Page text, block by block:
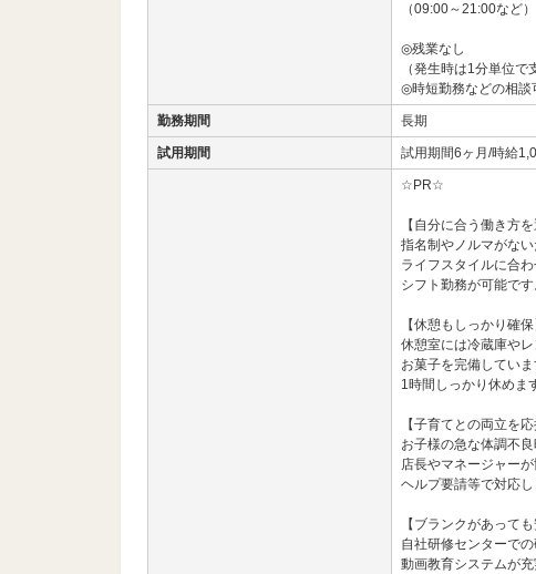
（09:00～21:00など）
◎残業なし
（発生時は1分単位で
◎時短勤務などの相談
勤務期間 長期
試用期間 試用期間6ヶ月/時給
☆PR☆
【自分に合う働き方を
指名制やノルマがない
ライフスタイルに合わ
シフト勤務が可能です
【休憩もしっかり確保
休憩室には冷蔵庫やレ
お菓子を完備していま
1時間しっかり休めま
【子育てとの両立を応
お子様の急な体調不良
店長やマネージャーが
ヘルプ要請等で対応し
【ブランクがあっても
自社研修センターで
動画教育システムが充